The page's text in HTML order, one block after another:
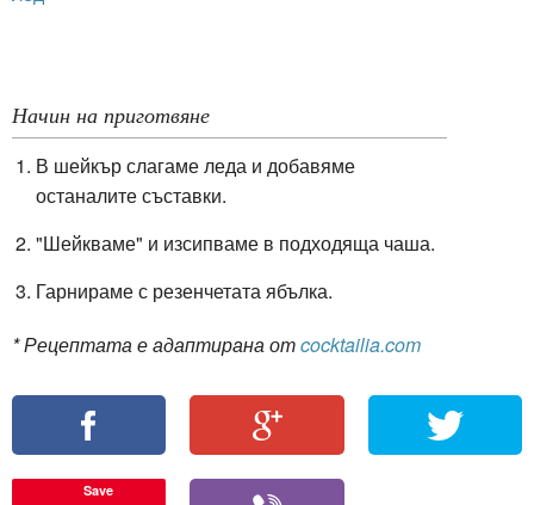
Начин на приготвяне
В шейкър слагаме леда и добавяме
останалите съставки.
"Шейкваме" и изсипваме в подходяща чаша.
Гарнираме с резенчетата ябълка.
* Рецептата е адаптирана отcocktailia.com
Save